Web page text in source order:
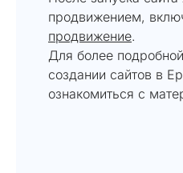
продвижением,
продвижение.
Для более
создании сайтов в
ознакомиться с